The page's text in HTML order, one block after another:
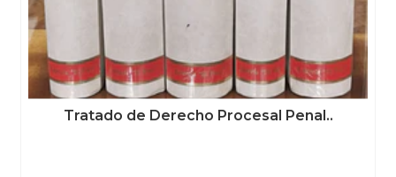
Tratado de Derecho Procesal Penal..